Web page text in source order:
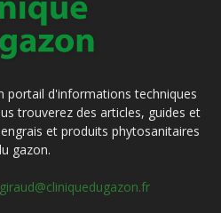
portail d'informations techniques
trouverez des articles, guides et
et produits phytosanitaires
gazon.